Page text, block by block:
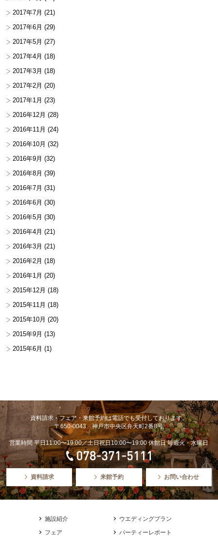
2017年7月 (21)
2017年6月 (29)
2017年5月 (27)
2017年4月 (18)
2017年3月 (18)
2017年2月 (20)
2017年1月 (23)
2016年12月 (28)
2016年11月 (24)
2016年10月 (32)
2016年9月 (32)
2016年8月 (39)
2016年7月 (31)
2016年6月 (30)
2016年5月 (30)
2016年4月 (21)
2016年3月 (21)
2016年2月 (18)
2016年1月 (20)
2015年12月 (18)
2015年11月 (18)
2015年10月 (20)
2015年9月 (13)
2015年6月 (1)
資料請求・フェア・来館予約は電話でも受付しております。
〒650-0043 神戸市中央区弁天町2番8号
営業時間 平日11:00〜19:00／土日祝日10:00〜19:00 休館日 毎週火・水曜日
資料請求 来館予約 お問い合わせ
施設紹介
ウエディングプラン
フェア
パーティーレポート